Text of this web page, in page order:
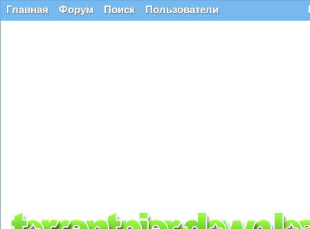
Главная Форум Поиск Пользователи